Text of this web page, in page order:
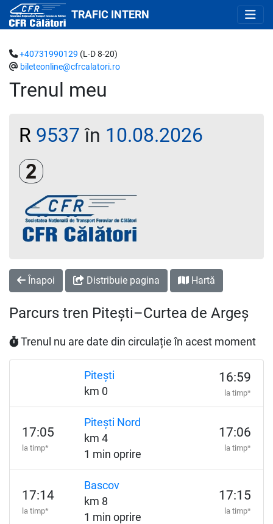
TRAFIC INTERN
Trenul meu
+40731990129 (L-D 8-20)
bileteonline@cfrcalatori.ro
R 9537 în 10.08.2026
Clasa a 2-a
Înapoi Distribuie pagina Hartă
Parcurs tren Pitești–Curtea de Argeș
Trenul nu are date din circulație în acest moment
Pitești
km 0
16:59
la timp*
17:05
la timp*
Pitești Nord
km 4
1 min oprire
17:06
la timp*
17:14
la timp*
Bascov
km 8
1 min oprire
17:15
la timp*